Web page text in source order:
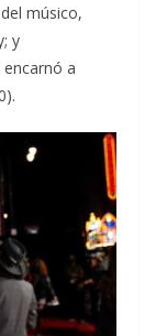
músico,
y
a